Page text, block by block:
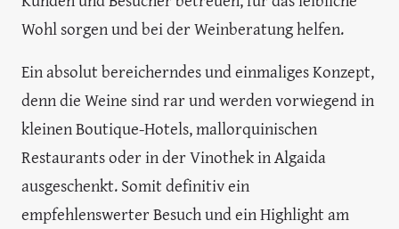
Wohl sorgen und bei der Weinberatung helfen.
Ein absolut bereicherndes und einmaliges Konzept,
denn die Weine sind rar und werden vorwiegend in
kleinen Boutique-Hotels, mallorquinischen
Restaurants oder in der Vinothek in Algaida
ausgeschenkt. Somit definitiv ein
empfehlenswerter Besuch und ein Highlight am